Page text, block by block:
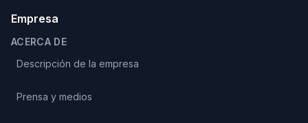
Empresa
ACERCA DE
Descripción de la empresa
Prensa y medios